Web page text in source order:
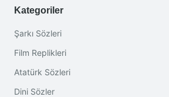
Kategoriler
Şarkı Sözleri
Film Replikleri
Atatürk Sözleri
Dini Sözler